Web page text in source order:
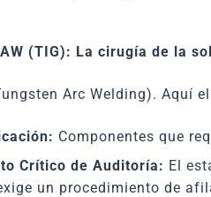
(TIG): La cirugía de la
Arc Welding). Aquí
Componentes que
Crítico de Auditoría: El
un procedimiento de